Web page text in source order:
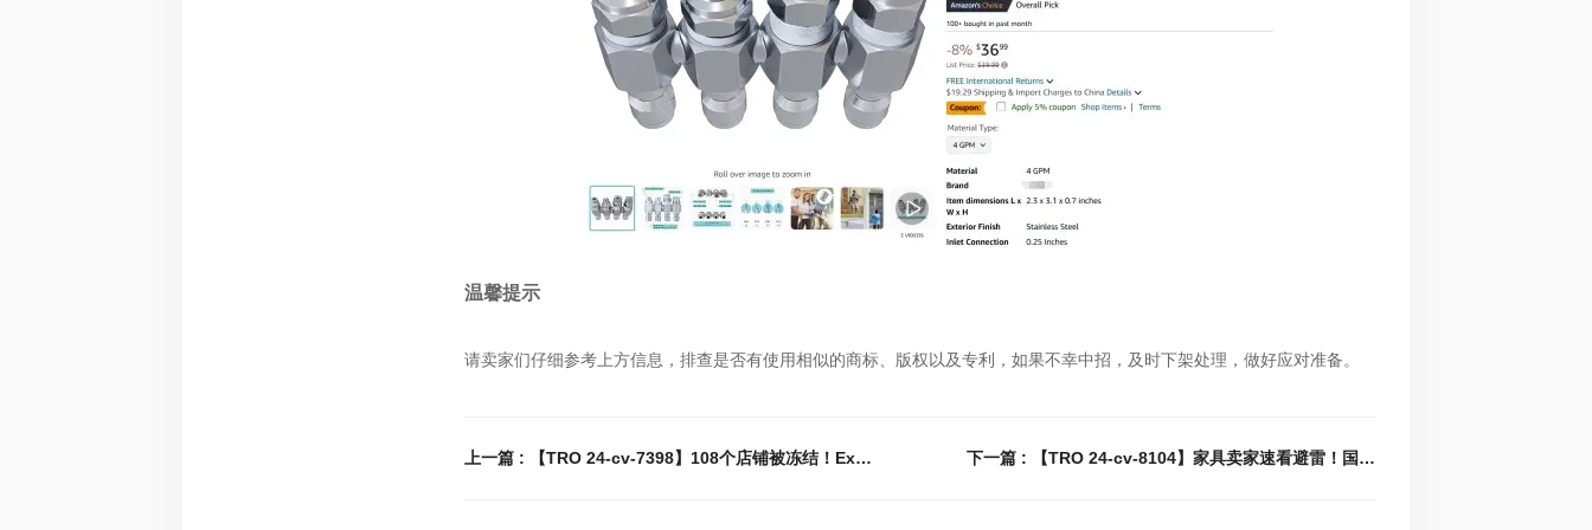
温馨提示
请卖家们仔细参考上方信息，排查是否有使用相似的商标、版权以及专利，如果不幸中招，及时下架处理，做好应对准备。
上一篇 : 【TRO 24-cv-7398】108个店铺被冻结！Explicit Essentials 淋浴蒸汽片商标+版权发案，速看避雷！ 下一篇 : 【TRO 24-cv-8104】家具卖家速看避雷！国人原告发起折叠沙发专利维权，相关产品立刻下架！